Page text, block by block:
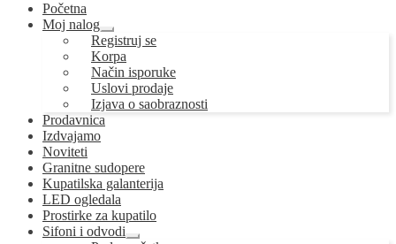
Početna
Moj nalog
Proširi
podređeni
izbornik
Registruj se
Korpa
Način isporuke
Uslovi prodaje
Izjava o saobraznosti
Prodavnica
Izdvajamo
Noviteti
Granitne sudopere
Kupatilska galanterija
LED ogledala
Prostirke za kupatilo
Sifoni i odvodi